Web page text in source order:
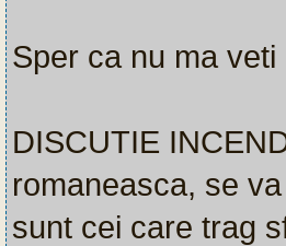
Sper ca nu ma
DISCUTIE
romaneasca, se
sunt cei care trag